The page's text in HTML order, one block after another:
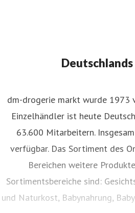
dm-drogerie markt wurde 1973
Einzelhändler ist heute
63.600 Mitarbeitern.
verfügbar. Das Sortiment des
Bereichen weitere
Sortimentsbereiche sind:
und Naturkost, Babynahrung,